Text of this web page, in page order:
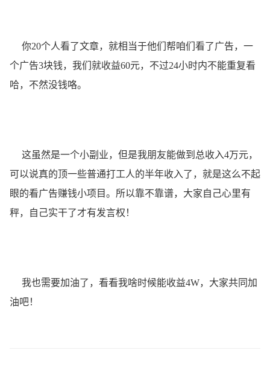
你20个人看了文章，就相当于他们帮咱们看了广告，一
个广告3块钱，我们就收益60元，不过24小时内不能重复看
哈，不然没钱咯。
这虽然是一个小副业，但是我朋友能做到总收入4万元，
可以说真的顶一些普通打工人的半年收入了，就是这么不起
眼的看广告赚钱小项目。所以靠不靠谱，大家自己心里有
秤，自己实干了才有发言权！
我也需要加油了，看看我啥时候能收益4W，大家共同加
油吧！